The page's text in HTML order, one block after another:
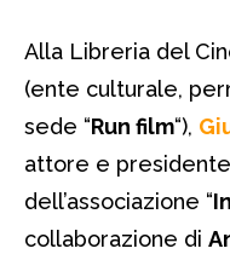
Alla Libreria del
(ente culturale,
sede “Run film“),
attore e presidente
dell’associazione “
collaborazione di